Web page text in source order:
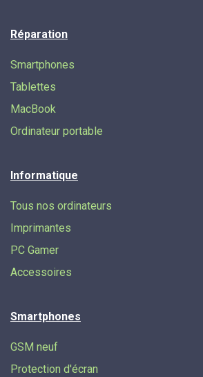
Réparation
Smartphones
Tablettes
MacBook
Ordinateur portable
Informatique
Tous nos ordinateurs
Imprimantes
PC Gamer
Accessoires
Smartphones
GSM neuf
Protection d'écran